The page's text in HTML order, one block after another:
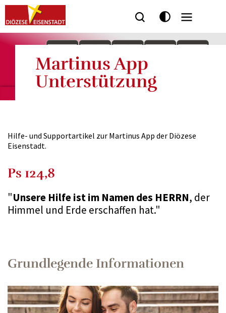
Seitenbereiche:
Martinus App
Unterstützung
Hilfe- und Supportartikel zur Martinus App der Diözese
Eisenstadt.
Ps 124,8
"Unsere Hilfe ist im Namen des HERRN, der
Himmel und Erde erschaffen hat."
Grundlegende Informationen